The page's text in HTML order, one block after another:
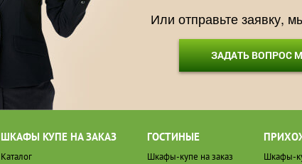
Или отправьте заявку,
ЗАДАТЬ ВОПРОС
ШКАФЫ КУПЕ НА ЗАКАЗ
Каталог
ГОСТИНЫЕ
Шкафы-купе на заказ
Шкафы-